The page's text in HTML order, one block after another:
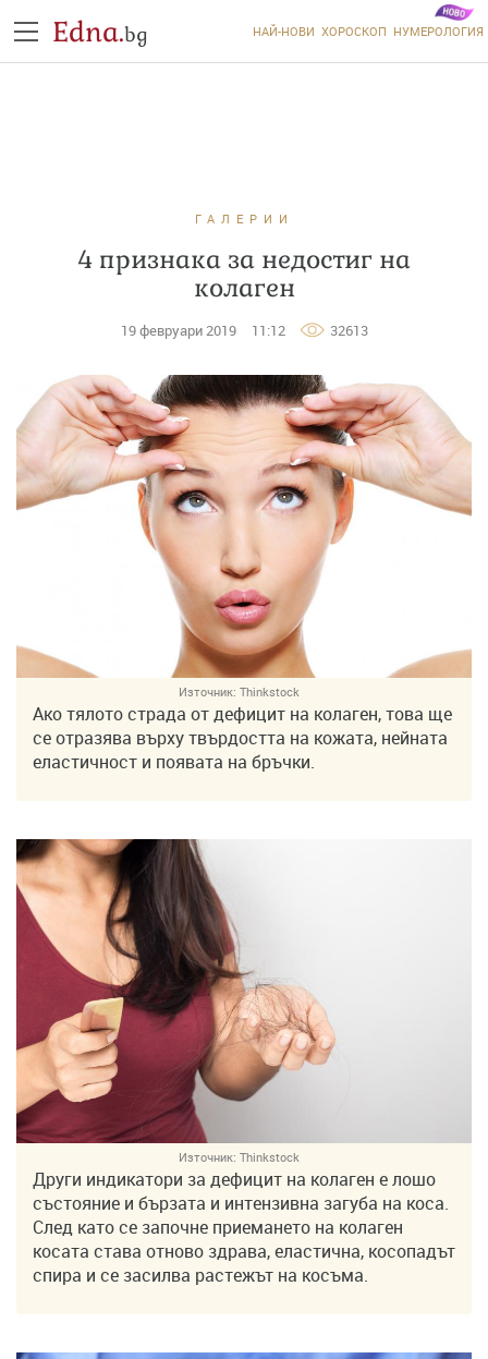
Edna.bg НАЙ-НОВИ ХОРОСКОП НУМЕРОЛОГИЯ
ГАЛЕРИИ
4 признака за недостиг на
колаген
19 февруари 2019 11:12 32613
Източник: Thinkstock
Ако тялото страда от дефицит на колаген, това ще
се отразява върху твърдостта на кожата, нейната
еластичност и появата на бръчки.
Източник: Thinkstock
Други индикатори за дефицит на колаген е лошо
състояние и бързата и интензивна загуба на коса.
След като се започне приемането на колаген
косата става отново здрава, еластична, косопадът
спира и се засилва растежът на косъма.